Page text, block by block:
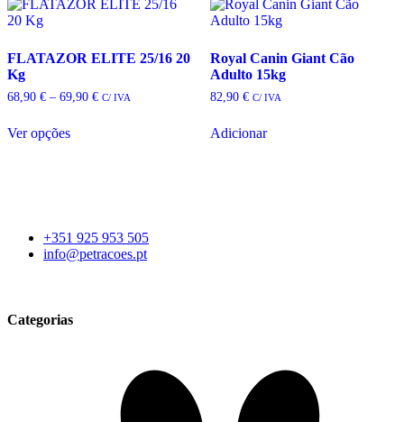
FLATAZOR ELITE 25/16 20
Kg
68,90 € – 69,90 €Price
C/ IVA
Ver opções
options
may
the
Royal Canin Giant Cão
Adulto 15kg
82,90 € C/ IVA
Adicionar
+351 925 953 505
info@petracoes.pt
Categorias